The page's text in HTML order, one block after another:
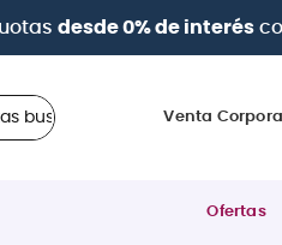
sin interesescon tarjetas
Venta
Ofertas